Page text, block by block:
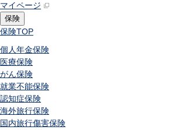
マイページ
保険
保険TOP
個人年金保険
医療保険
がん保険
就業不能保険
認知症保険
海外旅行保険
国内旅行傷害保険